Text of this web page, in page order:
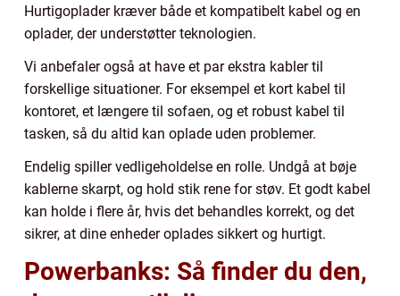
Hurtigoplader kræver både et kompatibelt kabel og en
oplader, der understøtter teknologien.
Vi anbefaler også at have et par ekstra kabler til
forskellige situationer. For eksempel et kort kabel til
kontoret, et længere til sofaen, og et robust kabel til
tasken, så du altid kan oplade uden problemer.
Endelig spiller vedligeholdelse en rolle. Undgå at bøje
kablerne skarpt, og hold stik rene for støv. Et godt kabel
kan holde i flere år, hvis det behandles korrekt, og det
sikrer, at dine enheder oplades sikkert og hurtigt.
Powerbanks: Så finder du den,